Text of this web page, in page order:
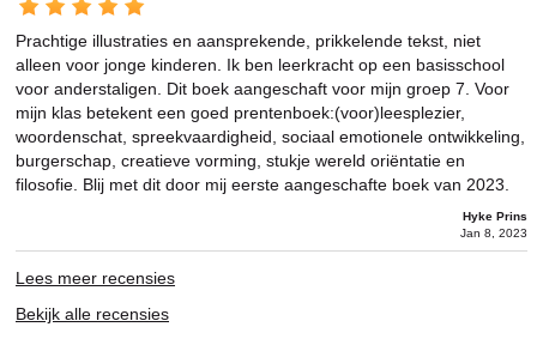
Prachtige illustraties en aansprekende, prikkelende tekst, niet
alleen voor jonge kinderen. Ik ben leerkracht op een basisschool
voor anderstaligen. Dit boek aangeschaft voor mijn groep 7. Voor
mijn klas betekent een goed prentenboek:(voor)leesplezier,
woordenschat, spreekvaardigheid, sociaal emotionele ontwikkeling,
burgerschap, creatieve vorming, stukje wereld oriëntatie en
filosofie. Blij met dit door mij eerste aangeschafte boek van 2023.
Hyke Prins
Jan 8, 2023
Lees meer recensies
Bekijk alle recensies